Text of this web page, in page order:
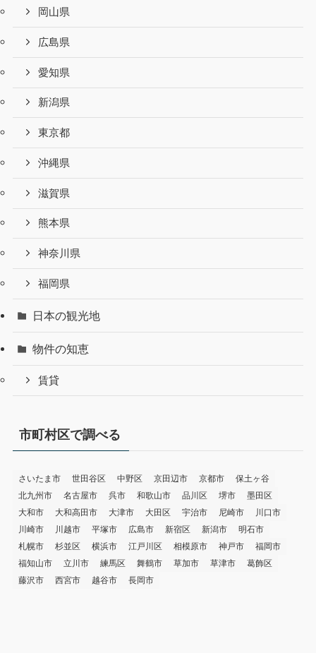
岡山県
広島県
愛知県
新潟県
東京都
沖縄県
滋賀県
熊本県
神奈川県
福岡県
日本の観光地
物件の知恵
賃貸
市町村区で調べる
さいたま市 世田谷区 中野区 京田辺市 京都市
保土ヶ谷
北九州市
名古屋市 呉市 和歌山市 品川区 堺市
墨田区
大和市
大和高田市 大津市 大田区 宇治市 尼崎市
川口市
川崎市
川越市 平塚市 広島市 新宿区 新潟市
明石市
札幌市
杉並区 横浜市 江戸川区 相模原市 神戸市
福岡市
福知山市
立川市 練馬区 舞鶴市 草加市 草津市
葛飾区
藤沢市
西宮市 越谷市 長岡市